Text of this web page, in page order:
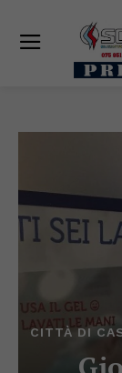
CITTÀ DI